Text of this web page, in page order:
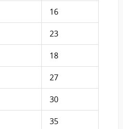
16
23
18
27
30
35